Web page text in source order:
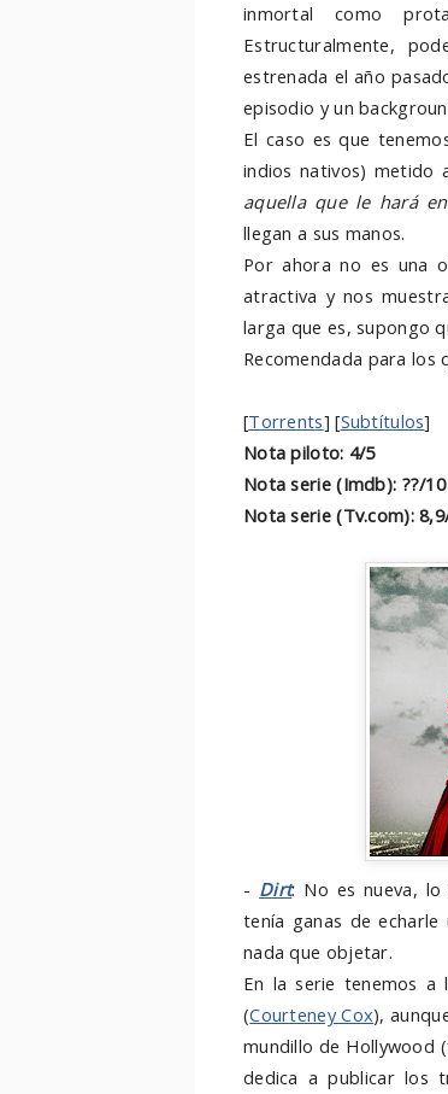
inmortal como
Estructuralmente,
estrenada el año
episodio y un
El caso es que
indios nativos) metido
aquella que le hará
llegan a sus manos.
Por ahora no es una
atractiva y nos
larga que es, supongo
Recomendada para los
[Torrents] [Subtítulos]
Nota piloto: 4/5
Nota serie (Imdb): ??/10
Nota serie (Tv.com):
- Dirt: No es nueva,
tenía ganas de
nada que objetar.
En la serie tenemos
(Courteney Cox),
mundillo de Hollywood
dedica a publicar los